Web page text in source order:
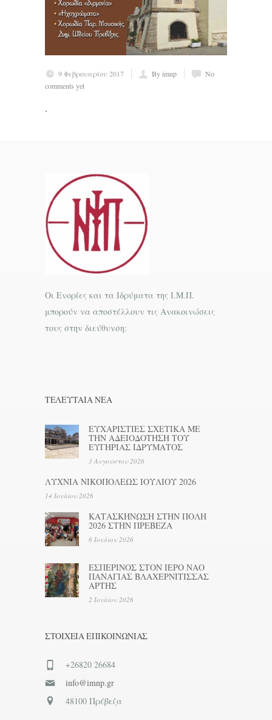
9 Φεβρουαρίου 2017 By imnp
No
comments yet
.
Οι Ενορίες και τα Ιδρύματα της Ι.Μ.Π.
μπορούν να αποστέλλουν τις Ανακοινώσεις
τους στην διεύθυνση:
ΤΕΛΕΥΤΑΊΑ ΝΕΑ
ΕΥΧΑΡΙΣΤΙΕΣ ΣΧΕΤΙΚΑ ΜΕ
ΤΗΝ ΑΔΕΙΟΔΟΤΗΣΗ ΤΟΥ
ΕΥΓΗΡΙΑΣ ΙΔΡΥΜΑΤΟΣ
3 Αυγούστου 2026
ΛΥΧΝΙΑ ΝΙΚΟΠΟΛΕΩΣ ΙΟΥΛΙΟΥ 2026
14 Ιουλίου 2026
ΚΑΤΑΣΚΗΝΩΣΗ ΣΤΗΝ ΠΟΛΗ
2026 ΣΤΗΝ ΠΡΕΒΕΖΑ
6 Ιουλίου 2026
ΕΣΠΕΡΙΝΟΣ ΣΤΟΝ ΙΕΡΟ ΝΑΟ
ΠΑΝΑΓΙΑΣ ΒΛΑΧΕΡΝΙΤΙΣΣΑΣ
ΑΡΤΗΣ
2 Ιουλίου 2026
ΣΤΟΙΧΕΊΑ ΕΠΙΚΟΙΝΩΝΊΑΣ
+26820 26684
info@imnp.gr
48100 Πρέβεζα